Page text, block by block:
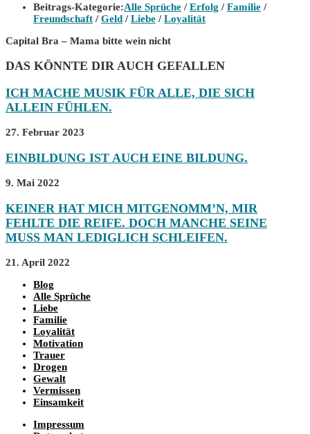
Beitrags-Kategorie:Alle Sprüche / Erfolg / Familie /
Freundschaft / Geld / Liebe / Loyalität
Capital Bra – Mama bitte wein nicht
DAS KÖNNTE DIR AUCH GEFALLEN
ICH MACHE MUSIK FÜR ALLE, DIE SICH
ALLEIN FÜHLEN.
27. Februar 2023
EINBILDUNG IST AUCH EINE BILDUNG.
9. Mai 2022
KEINER HAT MICH MITGENOMM’N, MIR
FEHLTE DIE REIFE. DOCH MANCHE SEINE
MUSS MAN LEDIGLICH SCHLEIFEN.
21. April 2022
Blog
Alle Sprüche
Liebe
Familie
Loyalität
Motivation
Trauer
Drogen
Gewalt
Vermissen
Einsamkeit
Impressum